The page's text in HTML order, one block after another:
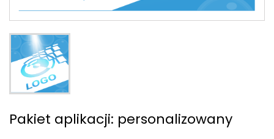
Pakiet aplikacji: personalizowany